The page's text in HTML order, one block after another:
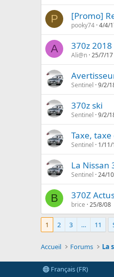
P [Promo]
pooky74 4/4/
A 370z 2018
Ali@n 25/7/17
Sentinel 9/2/
370z ski
Sentinel 9/2/
Taxe,
Sentinel 1/11/
La Nissan
Sentinel 24/
B 370Z
brice 25/8/08
1 2 3 … 11
Accueil Forums La
Français (FR)